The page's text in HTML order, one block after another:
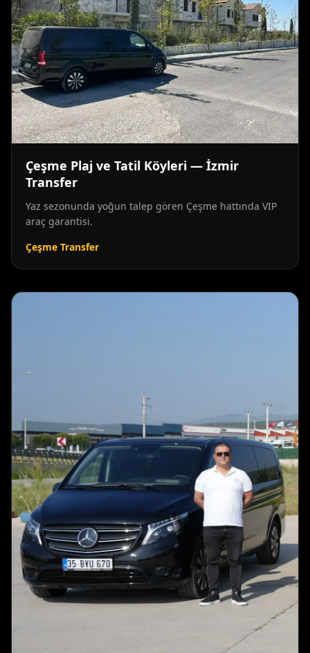
Çeşme Plaj ve Tatil Köyleri — İzmir
Transfer
Yaz sezonunda yoğun talep gören Çeşme hattında VIP
araç garantisi.
Çeşme Transfer